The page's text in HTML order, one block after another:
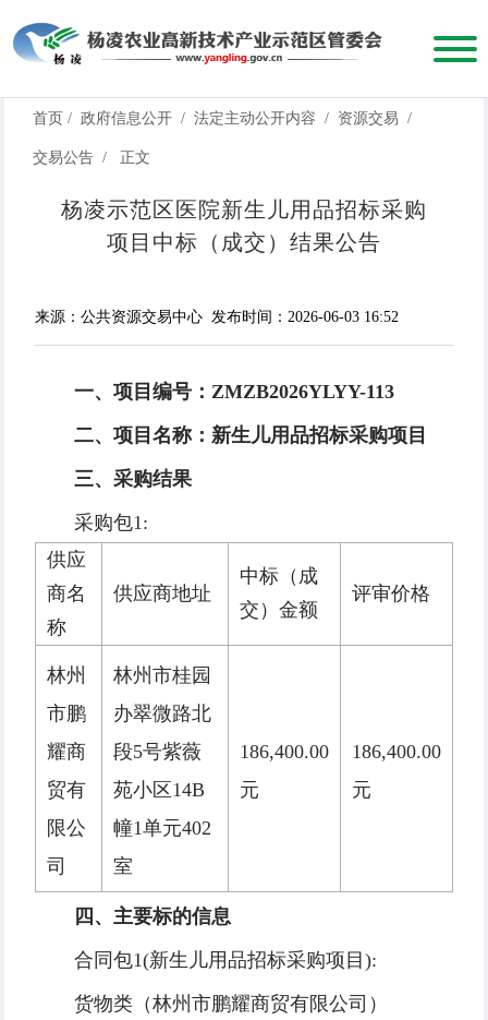
首页 / 政府信息公开 / 法定主动公开内容 / 资源交易 /
交易公告 / 正文
杨凌示范区医院新生儿用品招标采购
项目中标（成交）结果公告
来源：公共资源交易中心 发布时间：2026-06-03 16:52
一、项目编号：ZMZB2026YLYY-113
二、项目名称：新生儿用品招标采购项目
三、采购结果
采购包1:
供应
商名
称
供应商地址
中标（成
交）金额
评审价格
林州
市鹏
耀商
贸有
限公
司
林州市桂园
办翠微路北
段5号紫薇
苑小区14B
幢1单元402
室
186,400.00
元
186,400.00
元
四、主要标的信息
合同包1(新生儿用品招标采购项目):
货物类（林州市鹏耀商贸有限公司）